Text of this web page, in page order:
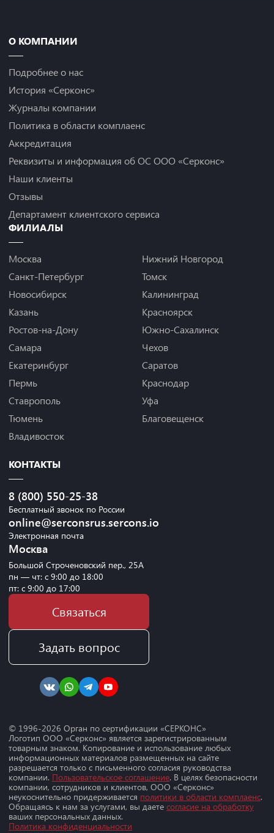
О КОМПАНИИ
Подробнее о нас
История «Серконс»
Журналы компании
Политика в области комплаенс
Аккредитация
Реквизиты и информация об ОС ООО «Серконс»
Наши клиенты
Отзывы
Департамент клиентского сервиса
ФИЛИАЛЫ
Москва
Санкт-Петербург
Новосибирск
Казань
Ростов-на-Дону
Самара
Екатеринбург
Пермь
Ставрополь
Тюмень
Владивосток
Нижний Новгород
Томск
Калининград
Красноярск
Южно-Сахалинск
Чехов
Саратов
Краснодар
Уфа
Благовещенск
КОНТАКТЫ
8 (800) 550-25-38
Бесплатный звонок по России
online@serconsrus.sercons.io
Электронная почта
Москва
Большой Строченовский пер., 25А
пн — чт: с 9:00 до 18:00
пт: с 9:00 до 17:00
Связаться
Задать вопрос
© 1996-2026 Орган по сертификации «СЕРКОНС»
Логотип ООО «Серконс» является зарегистрированным
товарным знаком. Копирование и использование любых
информационных материалов размещенных на сайте
разрешается только с письменного согласия руководства
компании. Пользовательское соглашение. В целях безопасности
компании, сотрудников и клиентов, ООО «Серконс»
неукоснительно придерживается политики в области комплаенс.
Обращаясь к нам за услугами, вы даете согласие на обработку
ваших персональных данных.
Политика конфиденциальности